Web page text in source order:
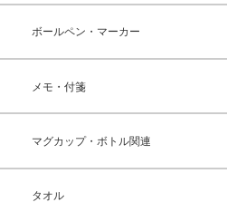
ボールペン・マーカー
メモ・付箋
マグカップ・ボトル関連
タオル